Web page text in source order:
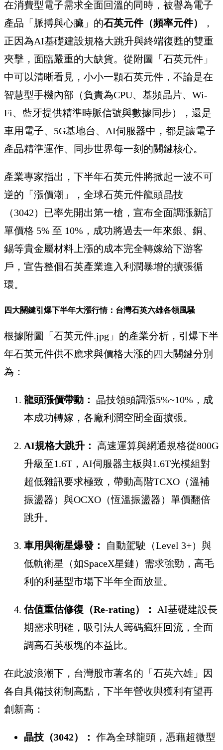
在消費型電子需求全面回溫的同時，被譽為電子
產品「脈搏與心臟」的石英元件（頻率元件）
，
正因為AI基礎建設規格大跳升與終端復甦的雙重
夾擊，面臨嚴重的大缺貨。從附圖「石英元件」
中可以清晰看見，小小一顆石英元件，不論是在
智慧型手機內部（負責為CPU、基頻晶片、Wi-
Fi、藍牙提供精準時脈信號與數據同步），還是
車用電子、5G基地台、AI伺服器中，都是讓電子
產品精準運作、同步世界每一刻的關鍵核心。
產業專家指出，下半年石英元件將掀起一波不可
逆的「漲價潮」，全球石英元件龍頭晶技
（3042）已率先開出第一槍，宣布全面調漲新訂
單價格 5% 至 10%，成功將過去一年來銀、銅、
錫等貴金屬材料上漲的成本完全轉嫁給下游客
戶，宣告整個石英產業進入利潤暴增的擴張循
環。
四大關鍵引爆下半年大漲行情：台灣石英六雄各領風騷
根據附圖「石英元件.jpg」的產業分析，引爆下半
年石英元件供不應求與價格大漲的四大關鍵分別
為：
龍頭漲價帶動：
晶技領頭調漲5%~10%，成
本成功轉嫁，各廠利潤空間全面擴張。
AI規格大跳升：
高速運算與網通規格從800G
升級至1.6T，AI伺服器主板與1.6T光模組對
超低雜訊要求極致，帶動高階TCXO（溫補
振盪器）與OCXO（恆溫振盪器）單價翻倍
跳升。
車用與衛星爆發：
自動駕駛（Level 3+）與
低軌衛星（如SpaceX星鏈）需求強勁，高毛
利的利基型市場下半年全面放量。
估值重估修復（Re-rating）： AI基礎建設長
期需求明確，吸引法人籌碼瘋狂回流，全面
調高石英板塊的本益比。
在此波浪潮下，台灣股市著名的「石英六雄」因
各自具備技術制高點，下半年營收與獲利有望再
創新高：
晶技（3042）： 作為全球龍頭，憑藉超微型